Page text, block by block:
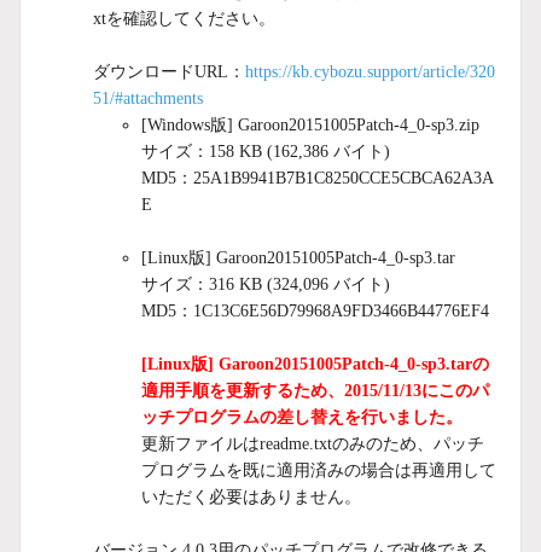
xtを確認してください。
ダウンロードURL： https://kb.cybozu.support/article/320
51/#attachments
[Windows版] Garoon20151005Patch-4_0-sp3.zip
サイズ：158 KB (162,386 バイト)
MD5：25A1B9941B7B1C8250CCE5CBCA62A3A
E
[Linux版] Garoon20151005Patch-4_0-sp3.tar
サイズ：316 KB (324,096 バイト)
MD5：1C13C6E56D79968A9FD3466B44776EF4
[Linux版] Garoon20151005Patch-4_0-sp3.tarの
適用手順を更新するため、2015/11/13にこのパ
ッチプログラムの差し替えを行いました。
更新ファイルはreadme.txtのみのため、パッチ
プログラムを既に適用済みの場合は再適用して
いただく必要はありません。